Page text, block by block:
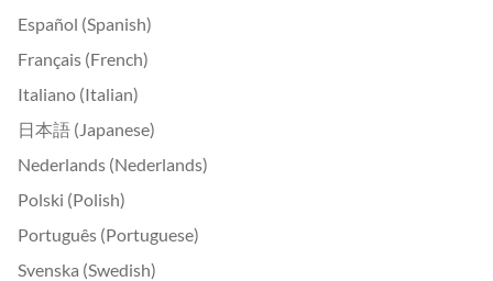
Español (Spanish)
Français (French)
Italiano (Italian)
日本語 (Japanese)
Nederlands (Nederlands)
Polski (Polish)
Português (Portuguese)
Svenska (Swedish)